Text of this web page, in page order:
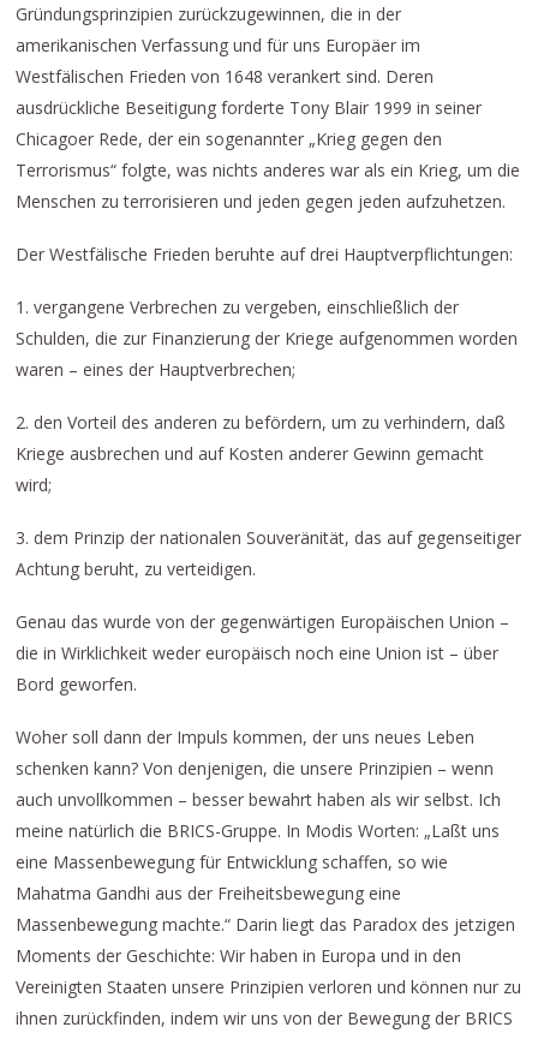
Gründungsprinzipien zurückzugewinnen, die in der
amerikanischen Verfassung und für uns Europäer im
Westfälischen Frieden von 1648 verankert sind. Deren
ausdrückliche Beseitigung forderte Tony Blair 1999 in seiner
Chicagoer Rede, der ein sogenannter „Krieg gegen den
Terrorismus“ folgte, was nichts anderes war als ein Krieg, um die
Menschen zu terrorisieren und jeden gegen jeden aufzuhetzen.
Der Westfälische Frieden beruhte auf drei Hauptverpflichtungen:
1. vergangene Verbrechen zu vergeben, einschließlich der
Schulden, die zur Finanzierung der Kriege aufgenommen worden
waren – eines der Hauptverbrechen;
2. den Vorteil des anderen zu befördern, um zu verhindern, daß
Kriege ausbrechen und auf Kosten anderer Gewinn gemacht
wird;
3. dem Prinzip der nationalen Souveränität, das auf gegenseitiger
Achtung beruht, zu verteidigen.
Genau das wurde von der gegenwärtigen Europäischen Union –
die in Wirklichkeit weder europäisch noch eine Union ist – über
Bord geworfen.
Woher soll dann der Impuls kommen, der uns neues Leben
schenken kann? Von denjenigen, die unsere Prinzipien – wenn
auch unvollkommen – besser bewahrt haben als wir selbst. Ich
meine natürlich die BRICS-Gruppe. In Modis Worten: „Laßt uns
eine Massenbewegung für Entwicklung schaffen, so wie
Mahatma Gandhi aus der Freiheitsbewegung eine
Massenbewegung machte.“ Darin liegt das Paradox des jetzigen
Moments der Geschichte: Wir haben in Europa und in den
Vereinigten Staaten unsere Prinzipien verloren und können nur zu
ihnen zurückfinden, indem wir uns von der Bewegung der BRICS